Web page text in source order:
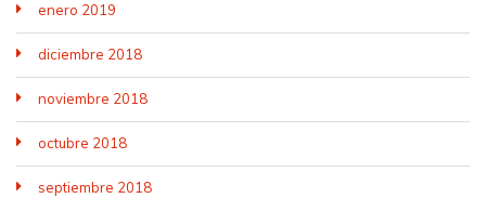
enero 2019
diciembre 2018
noviembre 2018
octubre 2018
septiembre 2018